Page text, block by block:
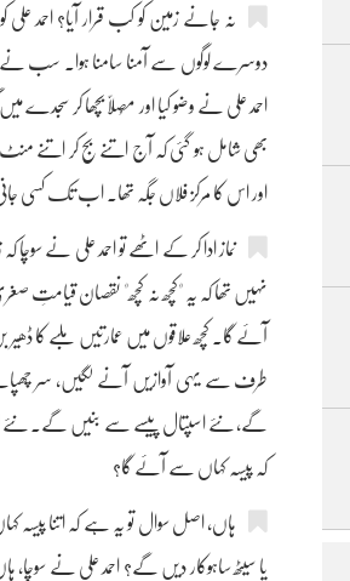
نہ جانے زمین کو کب قرار آیا؟ احمد
دوسرے لوگوں سے آمنا سامنا ہوا۔ سب نے
احمد علی نے وضو کیا اور مُصلّا بچھا کر سجدے
بھی شامل ہو گئی کہ آج اتنے بج کر اتنے
اور اس کا مرکز فلاں جگہ تھا۔ اب تک کسی
نماز ادا کر کے اٹھے تو احمد علی نے
نہیں تھا کہ یہ "کچھ نہ کچھ" نقصان قیامتِ
آئے گا۔ کچھ علاقوں میں عمارتیں ملبے کا
طرف سے یہی آوازیں آنے لگیں، سر چھپانے
گے، نئے اسپتال پیسے سے بنیں گے۔ نئے
کہ پیسہ کہاں سے آئے گا؟
ہاں، اصل سوال تو یہ ہے کہ اتنا
یا سیٹھ ساہوکار دیں گے؟ احمد علی نے